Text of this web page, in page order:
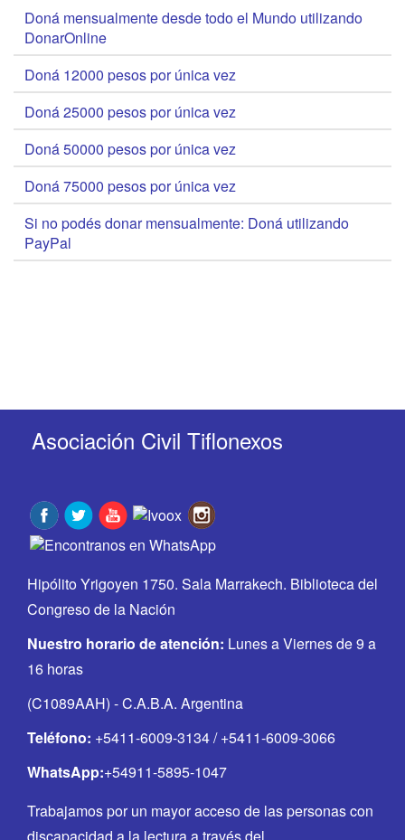
Doná mensualmente desde todo el Mundo utilizando
DonarOnline
Doná 12000 pesos por única vez
Doná 25000 pesos por única vez
Doná 50000 pesos por única vez
Doná 75000 pesos por única vez
Si no podés donar mensualmente: Doná utilizando
PayPal
Asociación Civil Tiflonexos
Hipólito Yrigoyen 1750. Sala Marrakech. Biblioteca del
Congreso de la Nación
Nuestro horario de atención: Lunes a Viernes de 9 a
16 horas
(C1089AAH) - C.A.B.A. Argentina
Teléfono: +5411-6009-3134 / +5411-6009-3066
WhatsApp:+54911-5895-1047
Trabajamos por un mayor acceso de las personas con